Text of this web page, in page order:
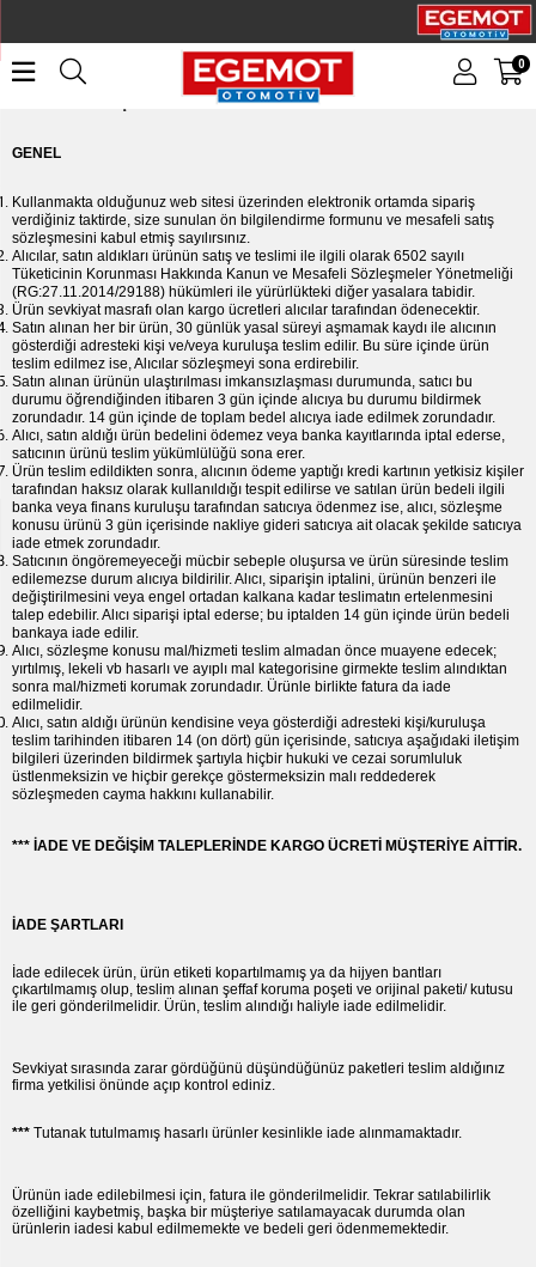
0
GENEL
Kullanmakta olduğunuz web sitesi üzerinden elektronik ortamda sipariş
verdiğiniz taktirde, size sunulan ön bilgilendirme formunu ve mesafeli satış
sözleşmesini kabul etmiş sayılırsınız.
Alıcılar, satın aldıkları ürünün satış ve teslimi ile ilgili olarak 6502 sayılı
Tüketicinin Korunması Hakkında Kanun ve Mesafeli Sözleşmeler Yönetmeliği
(RG:27.11.2014/29188) hükümleri ile yürürlükteki diğer yasalara tabidir.
Ürün sevkiyat masrafı olan kargo ücretleri alıcılar tarafından ödenecektir.
Satın alınan her bir ürün, 30 günlük yasal süreyi aşmamak kaydı ile alıcının
gösterdiği adresteki kişi ve/veya kuruluşa teslim edilir. Bu süre içinde ürün
teslim edilmez ise, Alıcılar sözleşmeyi sona erdirebilir.
Satın alınan ürünün ulaştırılması imkansızlaşması durumunda, satıcı bu
durumu öğrendiğinden itibaren 3 gün içinde alıcıya bu durumu bildirmek
zorundadır. 14 gün içinde de toplam bedel alıcıya iade edilmek zorundadır.
Alıcı, satın aldığı ürün bedelini ödemez veya banka kayıtlarında iptal ederse,
satıcının ürünü teslim yükümlülüğü sona erer.
Ürün teslim edildikten sonra, alıcının ödeme yaptığı kredi kartının yetkisiz kişiler
tarafından haksız olarak kullanıldığı tespit edilirse ve satılan ürün bedeli ilgili
banka veya finans kuruluşu tarafından satıcıya ödenmez ise, alıcı, sözleşme
konusu ürünü 3 gün içerisinde nakliye gideri satıcıya ait olacak şekilde satıcıya
iade etmek zorundadır.
Satıcının öngöremeyeceği mücbir sebeple oluşursa ve ürün süresinde teslim
edilemezse durum alıcıya bildirilir. Alıcı, siparişin iptalini, ürünün benzeri ile
değiştirilmesini veya engel ortadan kalkana kadar teslimatın ertelenmesini
talep edebilir. Alıcı siparişi iptal ederse; bu iptalden 14 gün içinde ürün bedeli
bankaya iade edilir.
Alıcı, sözleşme konusu mal/hizmeti teslim almadan önce muayene edecek;
yırtılmış, lekeli vb hasarlı ve ayıplı mal kategorisine girmekte teslim alındıktan
sonra mal/hizmeti korumak zorundadır. Ürünle birlikte fatura da iade
edilmelidir.
Alıcı, satın aldığı ürünün kendisine veya gösterdiği adresteki kişi/kuruluşa
teslim tarihinden itibaren 14 (on dört) gün içerisinde, satıcıya aşağıdaki iletişim
bilgileri üzerinden bildirmek şartıyla hiçbir hukuki ve cezai sorumluluk
üstlenmeksizin ve hiçbir gerekçe göstermeksizin malı reddederek
sözleşmeden cayma hakkını kullanabilir.
*** İADE VE DEĞİŞİM TALEPLERİNDE KARGO ÜCRETİ MÜŞTERİYE AİTTİR.
İADE ŞARTLARI
İade edilecek ürün, ürün etiketi kopartılmamış ya da hijyen bantları
çıkartılmamış olup, teslim alınan şeffaf koruma poşeti ve orijinal paketi/ kutusu
ile geri gönderilmelidir. Ürün, teslim alındığı haliyle iade edilmelidir.
Sevkiyat sırasında zarar gördüğünü düşündüğünüz paketleri teslim aldığınız
firma yetkilisi önünde açıp kontrol ediniz.
*** Tutanak tutulmamış hasarlı ürünler kesinlikle iade alınmamaktadır.
Ürünün iade edilebilmesi için, fatura ile gönderilmelidir. Tekrar satılabilirlik
özelliğini kaybetmiş, başka bir müşteriye satılamayacak durumda olan
ürünlerin iadesi kabul edilmemekte ve bedeli geri ödenmemektedir.